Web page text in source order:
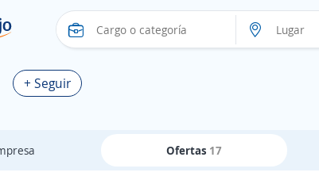
+ Seguir
Ofertas 17